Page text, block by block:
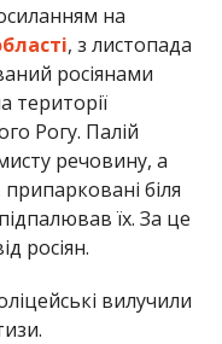
на
, з листопада
росіянами
території
Рогу. Палій
речовину, а
біля
їх. За це
росіян.
вилучили